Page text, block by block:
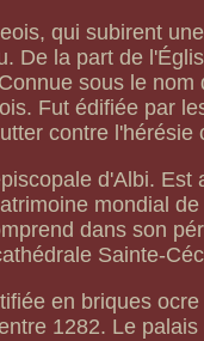
qui subirent
De la part de
sous le nom
Fut édifiée par
contre l'hérésie
d'Albi. Est
mondial
dans son
Sainte-
en briques
1282. Le